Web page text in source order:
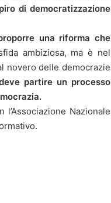
di democratizzazione
una riforma che
ambiziosa, ma è nel
novero delle democrazie
partire un processo
l’Associazione Nazionale